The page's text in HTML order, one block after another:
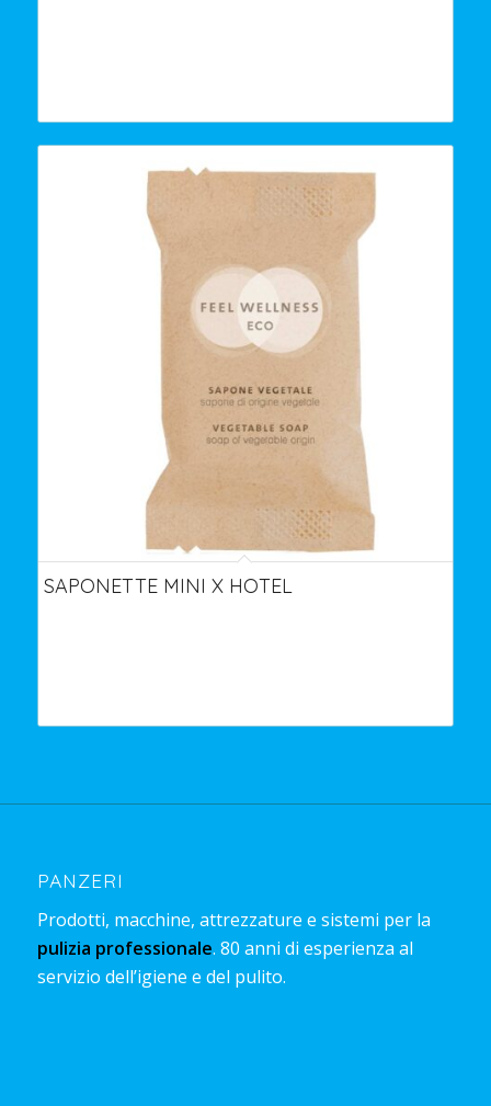
SAPONETTE MINI X HOTEL
PANZERI
Prodotti, macchine, attrezzature e sistemi per la
pulizia professionale. 80 anni di esperienza al
servizio dell’igiene e del pulito.